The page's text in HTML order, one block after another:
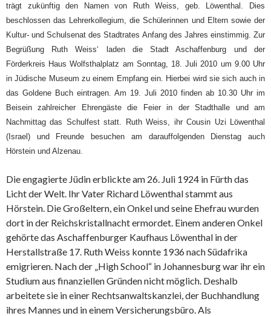
trägt zukünftig den Namen von Ruth Weiss, geb. Löwenthal. Dies
beschlossen das Lehrerkollegium, die Schülerinnen und Eltern sowie der
Kultur- und Schulsenat des Stadtrates Anfang des Jahres einstimmig. Zur
Begrüßung Ruth Weiss‘ laden die Stadt Aschaffenburg und der
Förderkreis Haus Wolfsthalplatz am Sonntag, 18. Juli 2010 um 9.00 Uhr
in Jüdische Museum zu einem Empfang ein. Hierbei wird sie sich auch in
das Goldene Buch eintragen. Am 19. Juli 2010 finden ab 10.30 Uhr im
Beisein zahlreicher Ehrengäste die Feier in der Stadthalle und am
Nachmittag das Schulfest statt. Ruth Weiss, ihr Cousin Uzi Löwenthal
(Israel) und Freunde besuchen am darauffolgenden Dienstag auch
Hörstein und Alzenau.
Die engagierte Jüdin erblickte am 26. Juli 1924 in Fürth das
Licht der Welt. Ihr Vater Richard Löwenthal stammt aus
Hörstein. Die Großeltern, ein Onkel und seine Ehefrau wurden
dort in der Reichskristallnacht ermordet. Einem anderen Onkel
gehörte das Aschaffenburger Kaufhaus Löwenthal in der
Herstallstraße 17. Ruth Weiss konnte 1936 nach Südafrika
emigrieren. Nach der „High School“ in Johannesburg war ihr ein
Studium aus finanziellen Gründen nicht möglich. Deshalb
arbeitete sie in einer Rechtsanwaltskanzlei, der Buchhandlung
ihres Mannes und in einem Versicherungsbüro. Als